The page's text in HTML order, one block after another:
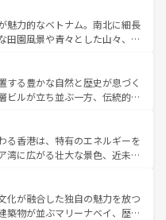
など、バラエティ豊かな料理
新着の台湾情報は コンテンツ一覧を参
折々の自然美を楽しむことが
焼肉、絶品のストリートフード
が待っている。夜には、韓国な
の多彩な魅力を心ゆくまで味
ほしい。 なお、新着の韓国情報はコンテンツ一
魅力的なベトナム。南北に細長
田園風景や青々とした山々、世
く。ハノイの古い町並みやホ
時代の建物も、独特の雰囲気を
ラエティの豊かさとおいしさで
ベトナムコーヒーなどは、ぜ
地域を訪れてもあたたかい人々
で、きっと忘れられない旅にな
する豊かな自然と歴史が息づく
ビルが立ち並ぶ一方、伝統的な
ではチェンマイなどの山岳地
ではプーケットやクラビの美し
楽しむことができる。タイ料理
、どの季節にも異なる楽しみ
いタイの人々、仏教を中心とし
資源が、訪れる旅人を魅了し続
る香港は、特有のエネルギーを
湾に広がる壮大な景色、近未来
はず。観光スポットが密集し
を回れるのも魅力。息をのむよ
まで、香港を存分に楽しみ尽く
化が融合した独自の魅力を放つ
築物が並ぶマリーナベイ、歴史